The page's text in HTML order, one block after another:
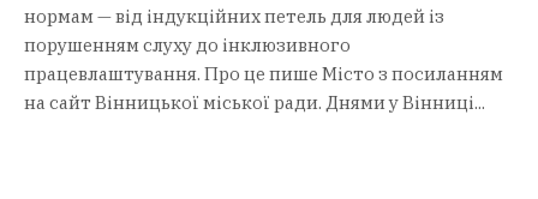
нормам — від індукційних петель для людей із
порушенням слуху до інклюзивного
працевлаштування. Про це пише Місто з посиланням
на сайт Вінницької міської ради. Днями у Вінниці...